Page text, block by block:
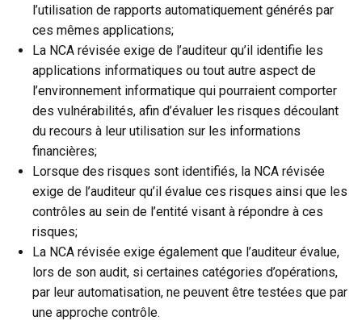
l’utilisation de rapports automatiquement générés par
ces mêmes applications;
La NCA révisée exige de l’auditeur qu’il identifie les
applications informatiques ou tout autre aspect de
l’environnement informatique qui pourraient comporter
des vulnérabilités, afin d’évaluer les risques découlant
du recours à leur utilisation sur les informations
financières;
Lorsque des risques sont identifiés, la NCA révisée
exige de l’auditeur qu’il évalue ces risques ainsi que les
contrôles au sein de l’entité visant à répondre à ces
risques;
La NCA révisée exige également que l’auditeur évalue,
lors de son audit, si certaines catégories d’opérations,
par leur automatisation, ne peuvent être testées que par
une approche contrôle.